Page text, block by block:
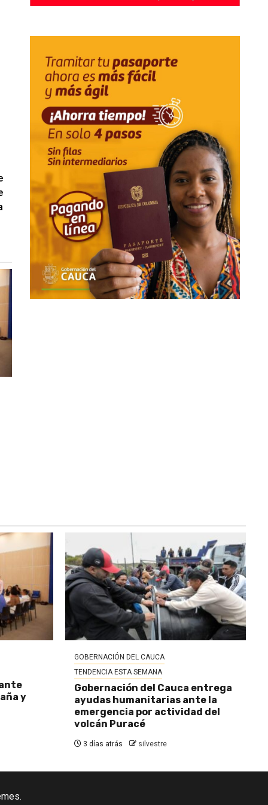
y
GOBERNACIÓN DEL CAUCA
TENDENCIA ESTA SEMANA
Gobernación del Cauca entrega
ayudas humanitarias ante la
emergencia por actividad del
volcán Puracé
3 días atrás silvestre